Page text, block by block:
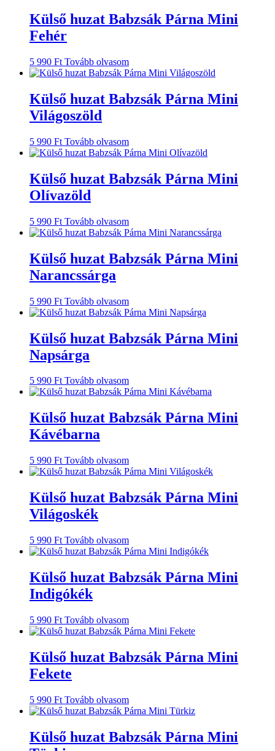
Külső huzat Babzsák Párna Mini
Fehér
5 990 Ft Tovább olvasom
Külső huzat Babzsák Párna Mini
Világoszöld
5 990 Ft Tovább olvasom
Külső huzat Babzsák Párna Mini
Olívazöld
5 990 Ft Tovább olvasom
Külső huzat Babzsák Párna Mini
Narancssárga
5 990 Ft Tovább olvasom
Külső huzat Babzsák Párna Mini
Napsárga
5 990 Ft Tovább olvasom
Külső huzat Babzsák Párna Mini
Kávébarna
5 990 Ft Tovább olvasom
Külső huzat Babzsák Párna Mini
Világoskék
5 990 Ft Tovább olvasom
Külső huzat Babzsák Párna Mini
Indigókék
5 990 Ft Tovább olvasom
Külső huzat Babzsák Párna Mini
Fekete
5 990 Ft Tovább olvasom
Külső huzat Babzsák Párna Mini